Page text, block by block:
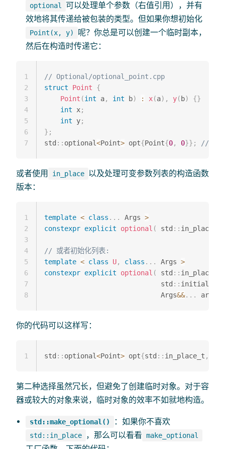
optional
可以处理单个参数（右值引用），并有
效地将其传递给被包装的类型。但如果你想初始化
Point(x, y)
呢？你总是可以创建一个临时副本，
然后在构造时传递它：
// Optional/optional_point.cpp
struct
Point
{
Point (int a, int b) : x(a) , y( b) {}
int x;
int y;
} ;
std :: optional<Point> opt{Point{0, 0}} ; // 创
1
2
3
4
5
6
7
或者使用 in_place 以及处理可变参数列表的构造函数
版本：
template < class . . . Args >
constexpr explicit optional ( std :: in_place_t
// 或者初始化列表:
template < class U, class . . . Args >
constexpr explicit optional ( std :: in_place_t
                             std
::
                             Args
&&. . . args
1
2
3
4
5
6
7
8
你的代码可以这样写：
std :: optional<Point> opt{std :: in_place_t ,
1
第二种选择虽然冗长，但避免了创建临时对象。对于容
器或较大的对象来说，临时对象的效率不如就地构造。
std::make_optional() ：如果你不喜欢
std::in_place ，那么可以看看 make_optional